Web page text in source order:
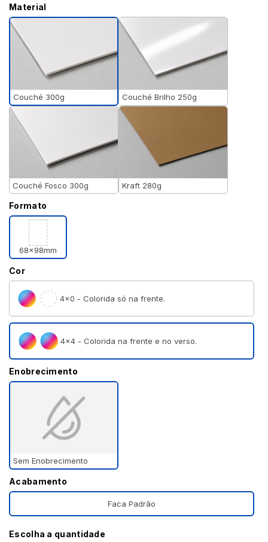
Material
Couché 300g Couché Brilho 250g
Couché Fosco 300g Kraft 280g
Formato
68x98mm
Cor
4×0 - Colorida só na frente.
4×4 - Colorida na frente e no verso.
Enobrecimento
Sem Enobrecimento
Acabamento
Faca Padrão
Escolha a quantidade